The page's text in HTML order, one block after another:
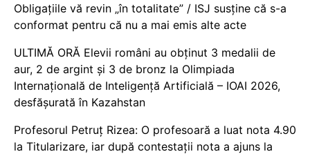
Obligațiile vă revin „în totalitate” / ISJ susține că s-a
conformat pentru că nu a mai emis alte acte
ULTIMĂ ORĂ Elevii români au obținut 3 medalii de
aur, 2 de argint și 3 de bronz la Olimpiada
Internațională de Inteligență Artificială – IOAI 2026,
desfășurată în Kazahstan
Profesorul Petruț Rizea: O profesoară a luat nota 4.90
la Titularizare, iar după contestații nota a ajuns la